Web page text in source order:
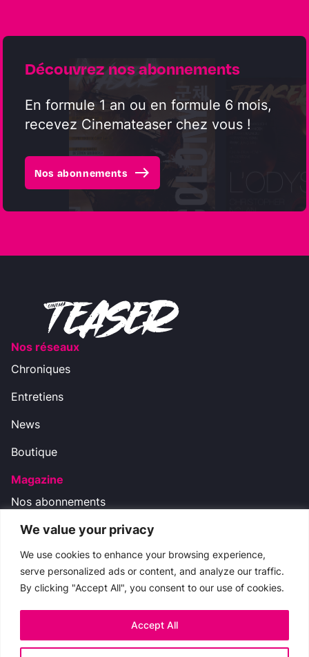
We value your privacy
We use cookies to enhance your browsing experience,
serve personalized ads or content, and analyze our traffic.
By clicking "Accept All", you consent to our use of cookies.
Accept All
Découvrez nos abonnements
En formule 1 an ou en formule 6 mois,
recevez Cinemateaser chez vous !
Nos abonnements east
Nos réseaux
Chroniques
Entretiens
News
Boutique
Magazine
Nos abonnements
Nos réseaux
Nous contacter
boutique.cinemateaser@gmail.com